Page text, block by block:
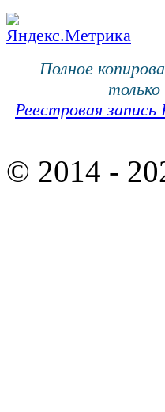
Полное
только
Реестровая
© 2014 -